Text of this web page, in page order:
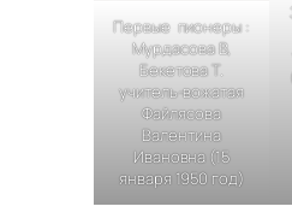
Первые пионеры :
Мурдасова В,
Бекетова Т.
учитель-вожатая
Файлясова
Валентина
Ивановна (15
января 1950 год)